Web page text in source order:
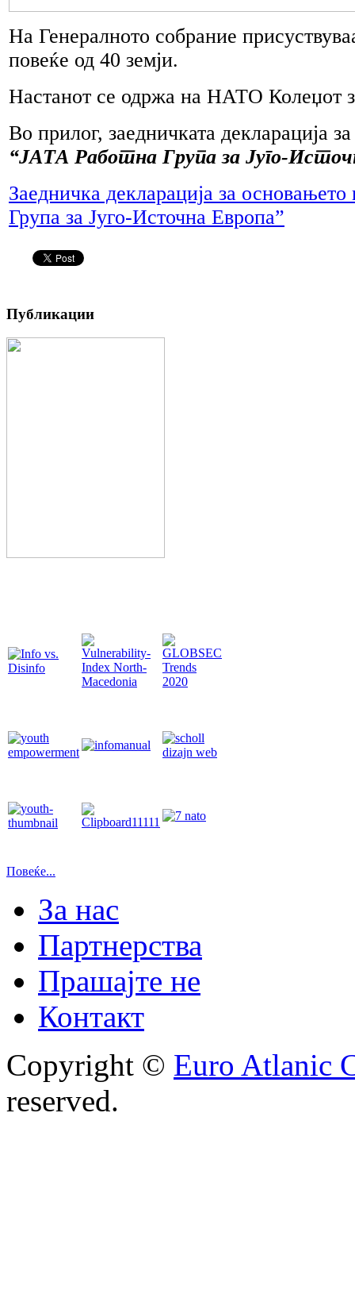
На Генералното собрание
повеќе од 40 земји.
Настанот се одржа на НАТО Колеџот
Во прилог, заедничката декларација
“ЈАТА Работна Група за Југо-
Заедничка декларација за
Група за Југо-Источна Европа”
Публикации
Повеќе...
За нас
Партнерства
Прашајте не
Контакт
Copyright © Euro Atlanic
reserved.